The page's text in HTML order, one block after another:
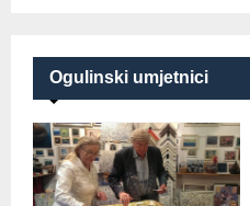
Ogulinski umjetnici